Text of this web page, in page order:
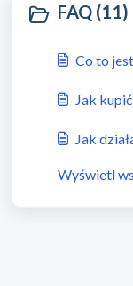
FAQ (11)
Co to
Jak
Jak
Wyświetl